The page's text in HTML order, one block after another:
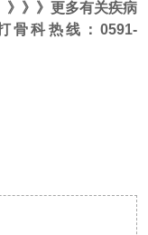
》》》更多有关疾病
骨科热线：0591-